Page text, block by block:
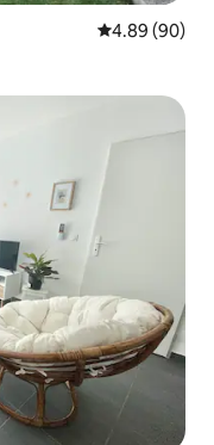
Calificación
4.89 (90)